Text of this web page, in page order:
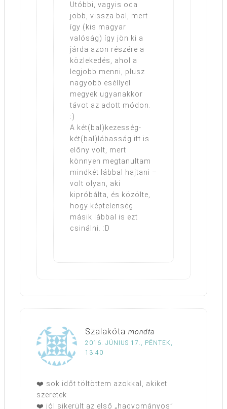
Utóbbi, vagyis oda
jobb, vissza bal, mert
így (kis magyar
valóság) így jön ki a
járda azon részére a
közlekedés, ahol a
legjobb menni, plusz
nagyobb eséllyel
megyek ugyanakkor
távot az adott módon.
:)
A két(bal)kezesség-
két(bal)lábasság itt is
előny volt, mert
könnyen megtanultam
mindkét lábbal hajtani –
volt olyan, aki
kipróbálta, és közölte,
hogy képtelenség
másik lábbal is ezt
csinálni. :D
Szalakóta mondta
2016. JÚNIUS 17., PÉNTEK,
13:40
❤️ sok időt töltöttem azokkal, akiket
szeretek
❤️ jól sikerült az első „hagyományos”